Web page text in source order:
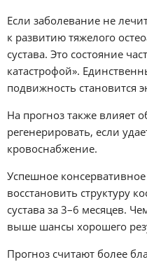
Если заболевание не
к развитию тяжелого
сустава. Это состояние
катастрофой».
подвижность становится
На прогноз также влияет
регенерировать, если
кровоснабжение.
Успешное
восстановить структуру
сустава за 3–6 месяцев.
выше шансы хорошего
Прогноз считают более